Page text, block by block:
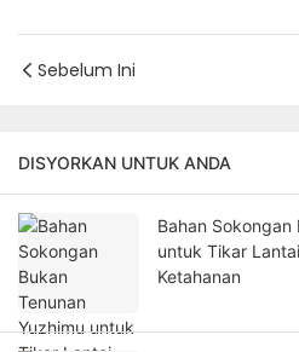
Sebelum Ini
DISYORKAN UNTUK ANDA
Bahan Sokongan
untuk Tikar
Ketahanan